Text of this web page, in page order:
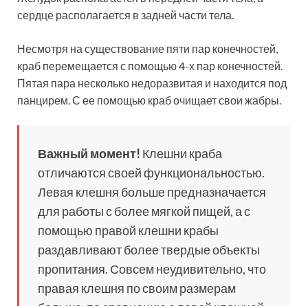
сердце располагается в задней части тела.
Несмотря на существование пяти пар конечностей,
краб перемещается с помощью 4-х пар конечностей.
Пятая пара несколько недоразвитая и находится под
панцирем. С ее помощью краб очищает свои жабры.
Важный момент! Клешни краба
отличаются своей функциональностью.
Левая клешня больше предназначается
для работы с более мягкой пищей, а с
помощью правой клешни крабы
раздавливают более твердые объекты
пропитания. Совсем неудивительно, что
правая клешня по своим размерам